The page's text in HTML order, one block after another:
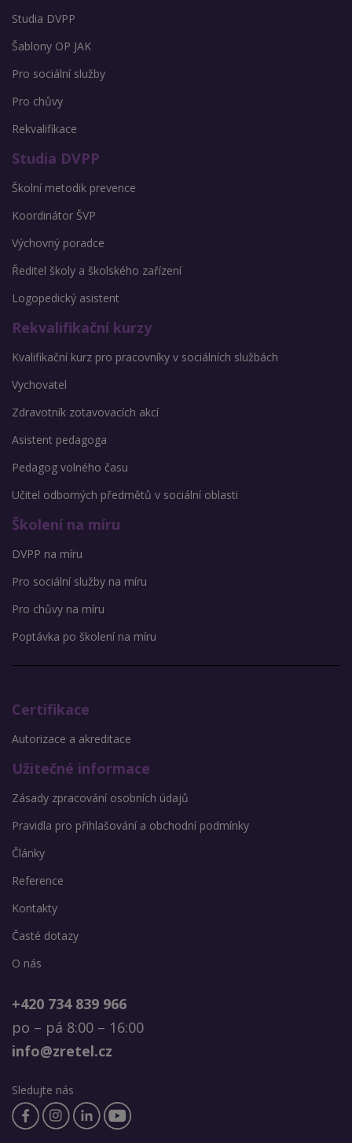
Studia DVPP
Šablony OP JAK
Pro sociální služby
Pro chůvy
Rekvalifikace
Studia DVPP
Školní metodik prevence
Koordinátor ŠVP
Výchovný poradce
Ředitel školy a školského zařízení
Logopedický asistent
Rekvalifikační kurzy
Kvalifikační kurz pro pracovníky v sociálních službách
Vychovatel
Zdravotník zotavovacích akcí
Asistent pedagoga
Pedagog volného času
Učitel odborných předmětů v sociální oblasti
Školení na míru
DVPP na míru
Pro sociální služby na míru
Pro chůvy na míru
Poptávka po školení na míru
Certifikace
Autorizace a akreditace
Užitečné informace
Zásady zpracování osobních údajů
Pravidla pro přihlašování a obchodní podmínky
Články
Reference
Kontakty
Časté dotazy
O nás
+420 734 839 966
po – pá 8:00 – 16:00
info@zretel.cz
Sledujte nás